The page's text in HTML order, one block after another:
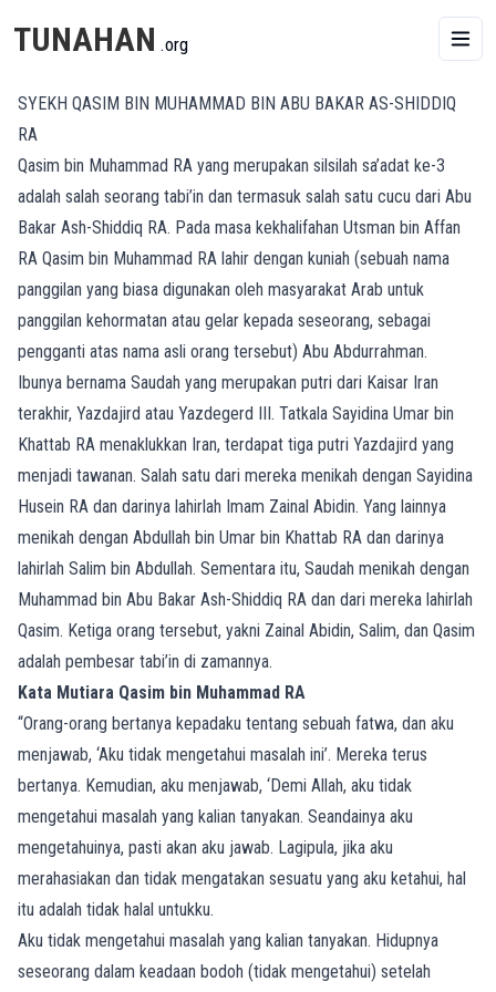
TUNAHAN .org
SYEKH QASIM BIN MUHAMMAD BIN ABU BAKAR AS-SHIDDIQ
RA
Qasim bin Muhammad RA yang merupakan silsilah sa’adat ke-3
adalah salah seorang tabi’in dan termasuk salah satu cucu dari Abu
Bakar Ash-Shiddiq RA. Pada masa kekhalifahan Utsman bin Affan
RA Qasim bin Muhammad RA lahir dengan kuniah (sebuah nama
panggilan yang biasa digunakan oleh masyarakat Arab untuk
panggilan kehormatan atau gelar kepada seseorang, sebagai
pengganti atas nama asli orang tersebut) Abu Abdurrahman.
Ibunya bernama Saudah yang merupakan putri dari Kaisar Iran
terakhir, Yazdajird atau Yazdegerd III. Tatkala Sayidina Umar bin
Khattab RA menaklukkan Iran, terdapat tiga putri Yazdajird yang
menjadi tawanan. Salah satu dari mereka menikah dengan Sayidina
Husein RA dan darinya lahirlah Imam Zainal Abidin. Yang lainnya
menikah dengan Abdullah bin Umar bin Khattab RA dan darinya
lahirlah Salim bin Abdullah. Sementara itu, Saudah menikah dengan
Muhammad bin Abu Bakar Ash-Shiddiq RA dan dari mereka lahirlah
Qasim. Ketiga orang tersebut, yakni Zainal Abidin, Salim, dan Qasim
adalah pembesar tabi’in di zamannya.
Kata Mutiara Qasim bin Muhammad RA
“Orang-orang bertanya kepadaku tentang sebuah fatwa, dan aku
menjawab, ‘Aku tidak mengetahui masalah ini’. Mereka terus
bertanya. Kemudian, aku menjawab, ‘Demi Allah, aku tidak
mengetahui masalah yang kalian tanyakan. Seandainya aku
mengetahuinya, pasti akan aku jawab. Lagipula, jika aku
merahasiakan dan tidak mengatakan sesuatu yang aku ketahui, hal
itu adalah tidak halal untukku.
Aku tidak mengetahui masalah yang kalian tanyakan. Hidupnya
seseorang dalam keadaan bodoh (tidak mengetahui) setelah